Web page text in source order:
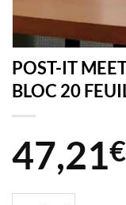
POST-IT
BLOC 20
47,21€